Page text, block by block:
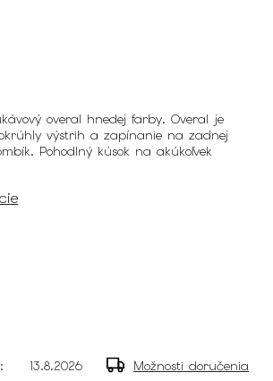
overal hnedej farby. Overal je
výstrih a zapínanie na zadnej
Pohodlný kúsok na akúkoľvek
13.8.2026 Možnosti doručenia